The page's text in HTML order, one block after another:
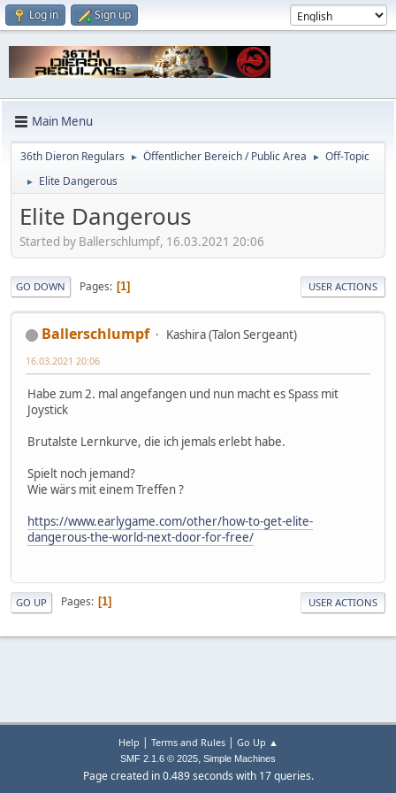
Log in Sign up
Main Menu
36th Dieron Regulars ► Öffentlicher Bereich / Public Area ► Off-Topic
► Elite Dangerous
Elite Dangerous
Started by Ballerschlumpf, 16.03.2021 20:06
GO DOWN Pages 1 USER ACTIONS
Ballerschlumpf Kashira (Talon Sergeant)
16.03.2021 20:06
Habe zum 2. mal angefangen und nun macht es Spass mit
Joystick
Brutalste Lernkurve, die ich jemals erlebt habe.
Spielt noch jemand?
Wie wärs mit einem Treffen ?
https://www.earlygame.com/other/how-to-get-elite-
dangerous-the-world-next-door-for-free/
GO UP Pages 1 USER ACTIONS
Help | Terms and Rules| Go Up ▲
SMF 2.1.6 © 2025, Simple Machines
Page created in 0.489 seconds with 17 queries.